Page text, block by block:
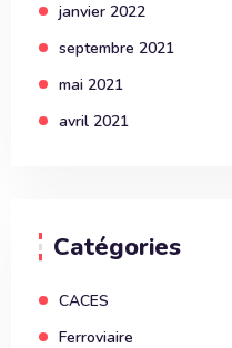
janvier 2022
septembre 2021
mai 2021
avril 2021
Catégories
CACES
Ferroviaire